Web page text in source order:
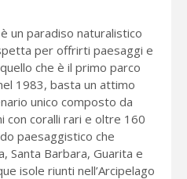
un paradiso naturalistico
per offrirti paesaggi e
che è il primo parco
1983, basta un attimo
unico composto da
con coralli rari e oltre 160
paesaggistico che
Santa Barbara, Guarita e
isole riunti nell’Arcipelago